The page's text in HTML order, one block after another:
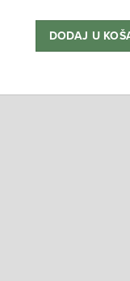
bila
je:
je:
DODAJ U